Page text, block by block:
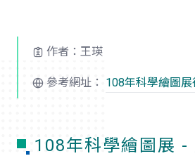
作者：王瑛
參考網址： 108年科學繪圖
108年科學繪圖展 -